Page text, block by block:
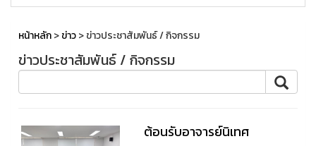
หน้าหลัก>ข่าว> ข่าวประชาสัมพันธ์ / กิจกรรม
ข่าวประชาสัมพันธ์ / กิจกรรม
ต้อนรับอาจารย์นิเทศ